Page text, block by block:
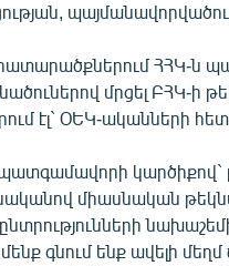
ՀՀԿ-ն
մրցել ԲՀԿ-ի
էլ` ՕԵԿ-ականների
կարծիքով`
միասնական
ընտրությունների
գնում ենք ավելի